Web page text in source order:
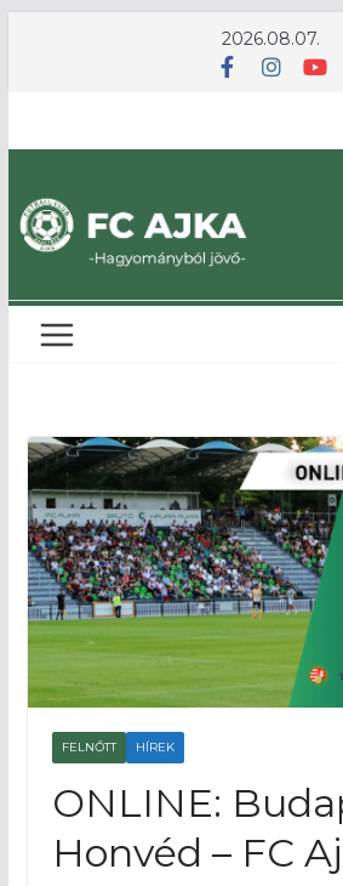
2026.08.07.
FELNŐTT HÍREK
ONLINE:
Honvéd – FC